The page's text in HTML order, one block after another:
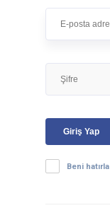
Giriş Yap
Beni hatırla